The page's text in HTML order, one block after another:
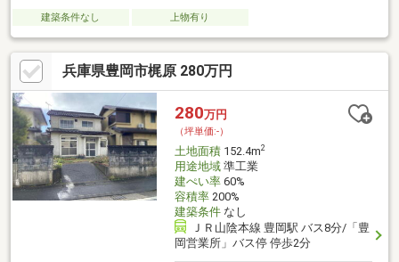
建築条件なし 上物有り
兵庫県豊岡市梶原 280万円
280万円
（坪単価:-）
土地面積152.4m2
用途地域準工業
建ぺい率60%
容積率200%
建築条件なし
ＪＲ山陰本線 豊岡駅 バス8分/「豊
岡営業所」バス停 停歩2分